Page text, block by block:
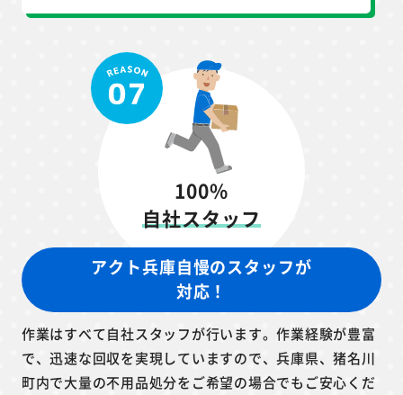
100%
自社スタッフ
アクト兵庫自慢のスタッフが
対応！
作業はすべて自社スタッフが行います。作業経験が豊富
で、迅速な回収を実現していますので、兵庫県、猪名川
町内で大量の不用品処分をご希望の場合でもご安心くだ